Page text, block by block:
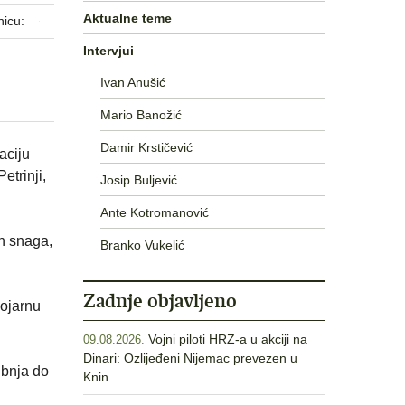
snaga,
do
Aktualne teme
Intervjui
Ivan Anušić
Mario Banožić
Damir Krstičević
Josip Buljević
Ante Kotromanović
Branko Vukelić
Zadnje objavljeno
09.08.2026. Vojni piloti HRZ-a u akciji na
Dinari: Ozlijeđeni Nijemac prevezen u
Knin